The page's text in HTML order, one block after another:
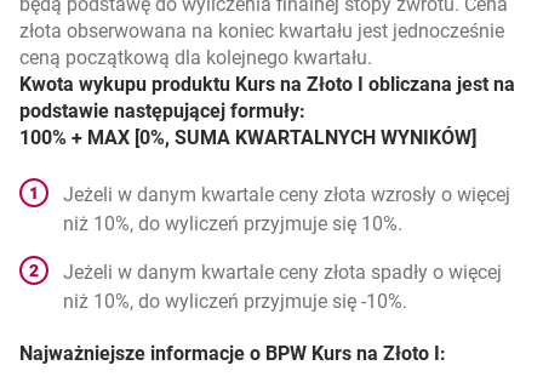
złota obserwowana na koniec kwartału jest jednocześnie
ceną początkową dla kolejnego kwartału.
Kwota wykupu produktu Kurs na Złoto I obliczana jest na
podstawie następującej formuły:
100% + MAX [0%, SUMA KWARTALNYCH WYNIKÓW]
Jeżeli w danym kwartale ceny złota wzrosły o więcej
niż 10%, do wyliczeń przyjmuje się 10%.
Jeżeli w danym kwartale ceny złota spadły o więcej
niż 10%, do wyliczeń przyjmuje się -10%.
Najważniejsze informacje o BPW Kurs na Złoto I: